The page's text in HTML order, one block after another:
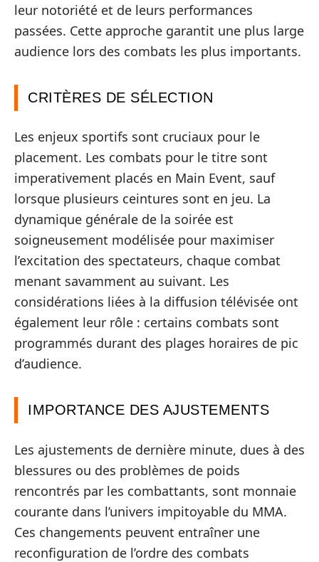
leur notoriété et de leurs performances
passées. Cette approche garantit une plus large
audience lors des combats les plus importants.
CRITÈRES DE SÉLECTION
Les enjeux sportifs sont cruciaux pour le
placement. Les combats pour le titre sont
imperativement placés en Main Event, sauf
lorsque plusieurs ceintures sont en jeu. La
dynamique générale de la soirée est
soigneusement modélisée pour maximiser
l’excitation des spectateurs, chaque combat
menant savamment au suivant. Les
considérations liées à la diffusion télévisée ont
également leur rôle : certains combats sont
programmés durant des plages horaires de pic
d’audience.
IMPORTANCE DES AJUSTEMENTS
Les ajustements de dernière minute, dues à des
blessures ou des problèmes de poids
rencontrés par les combattants, sont monnaie
courante dans l’univers impitoyable du MMA.
Ces changements peuvent entraîner une
reconfiguration de l’ordre des combats